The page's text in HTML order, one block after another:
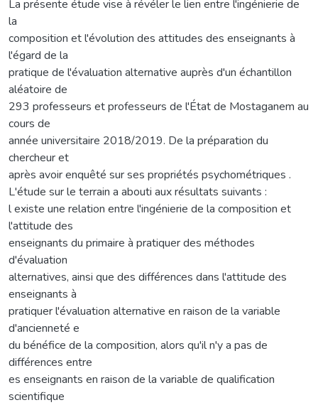
La présente étude vise à révéler le lien entre l'ingénierie de
la
composition et l'évolution des attitudes des enseignants à
l'égard de la
pratique de l'évaluation alternative auprès d'un échantillon
aléatoire de
293 professeurs et professeurs de l'État de Mostaganem au
cours de
année universitaire 2018/2019. De la préparation du
chercheur et
après avoir enquêté sur ses propriétés psychométriques .
L'étude sur le terrain a abouti aux résultats suivants :
l existe une relation entre l'ingénierie de la composition et
l'attitude des
enseignants du primaire à pratiquer des méthodes
d'évaluation
alternatives, ainsi que des différences dans l'attitude des
enseignants à
pratiquer l'évaluation alternative en raison de la variable
d'ancienneté e
du bénéfice de la composition, alors qu'il n'y a pas de
différences entre
es enseignants en raison de la variable de qualification
scientifique